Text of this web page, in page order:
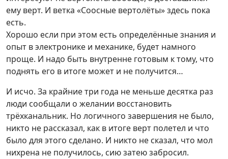
ему верт. И ветка «Соосные вертолёты» здесь пока
есть.
Хорошо если при этом есть определённые знания и
опыт в электронике и механике, будет намного
проще. И надо быть внутренне готовым к тому, что
поднять его в итоге может и не получится…
И исчо. За крайние три года не меньше десятка раз
люди сообщали о желании восстановить
трёхканальник. Но логичного завершения не было,
никто не рассказал, как в итоге верт полетел и что
было для этого сделано. И никто не сказал, что мол
нихрена не получилось, сию затею забросил.